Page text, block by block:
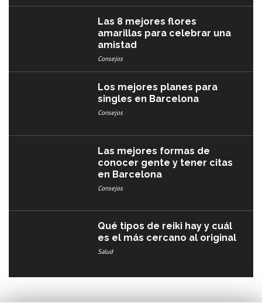
Las 8 mejores flores
amarillas para celebrar una
amistad
Consejos
Los mejores planes para
singles en Barcelona
Consejos
Las mejores formas de
conocer gente y tener citas
en Barcelona
Consejos
Qué tipos de reiki hay y cuál
es el más cercano al original
Salud